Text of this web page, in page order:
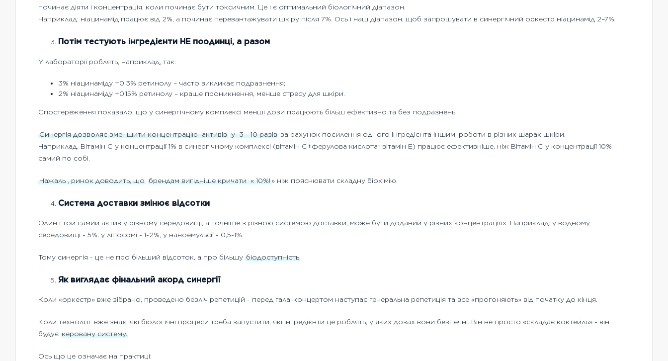
починає діяти і концентрація, коли починає бути токсичним. Це і є оптимальний біологічний діапазон.
Наприклад: ніацинамід працює від 2%, а починає перевантажувати шкіру після 7%. Ось і наш діапазон, щоб запрошувати в синергічний оркестр ніацинамід 2–7%.
Потім тестують інгредієнти НЕ поодинці, а разом
У лабораторії роблять, наприклад, так:
3% ніацинаміду +0,3% ретинолу – часто викликає подразнення;
2% ніацинаміду +0,15% ретинолу – краще проникнення, менше стресу для шкіри.
Спостереження показало, що у синергічному комплексі менші дози працюють більш ефективно та без подразнень.
Синергія дозволяє зменшити концентрацію активів у 3 - 10 разів за рахунок посилення одного інгредієнта іншим, роботи в різних шарах шкіри.
Наприклад, Вітамін С у концентрації 1% в синергічному комплексі (вітамін С+ферулова кислота+вітамін Е) працює ефективніше, ніж Вітамін С у концентрації 10%
самий по собі.
Нажаль , ринок доводить, що брендам вигідніше кричати « 10%!» ніж пояснювати складну біохімію.
Система доставки змінює відсотки
Один і той самий актив у різному середовищі, а точніше з різною системою доставки, може бути доданий у різних концентраціях. Наприклад: у водному
середовищі - 5%, у ліпосомі - 1-2%, у наноемульсії - 0,5-1%.
Тому синергія - це не про більший відсоток, а про більшу біодоступність.
Як виглядає фінальний акорд синергії
Коли «оркестр» вже зібрано, проведено безліч репетицій - перед гала-концертом наступає генеральна репетиція та все «прогоняють» від початку до кінця.
Коли технолог вже знає, які біологічні процеси треба запустити, які інгредієнти це роблять, у яких дозах вони безпечні. Він не просто «складає коктейль» - він
будує керовану систему.
Ось що це означає на практиці: